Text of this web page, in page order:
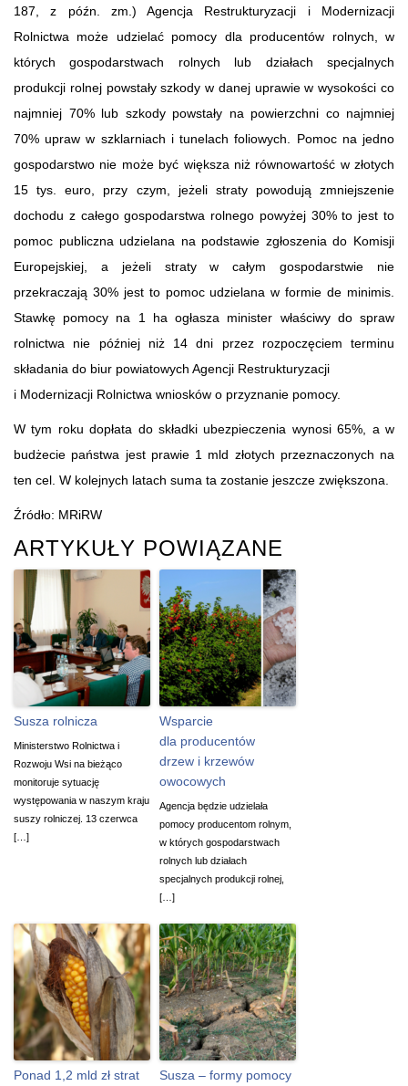
187, z późn. zm.) Agencja Restrukturyzacji i Modernizacji
Rolnictwa może udzielać pomocy dla producentów rolnych, w
których gospodarstwach rolnych lub działach specjalnych
produkcji rolnej powstały szkody w danej uprawie w wysokości co
najmniej 70% lub szkody powstały na powierzchni co najmniej
70% upraw w szklarniach i tunelach foliowych. Pomoc na jedno
gospodarstwo nie może być większa niż równowartość w złotych
15 tys. euro, przy czym, jeżeli straty powodują zmniejszenie
dochodu z całego gospodarstwa rolnego powyżej 30% to jest to
pomoc publiczna udzielana na podstawie zgłoszenia do Komisji
Europejskiej, a jeżeli straty w całym gospodarstwie nie
przekraczają 30% jest to pomoc udzielana w formie de minimis.
Stawkę pomocy na 1 ha ogłasza minister właściwy do spraw
rolnictwa nie później niż 14 dni przez rozpoczęciem terminu
składania do biur powiatowych Agencji Restrukturyzacji
i Modernizacji Rolnictwa wniosków o przyznanie pomocy.
W tym roku dopłata do składki ubezpieczenia wynosi 65%, a w
budżecie państwa jest prawie 1 mld złotych przeznaczonych na
ten cel. W kolejnych latach suma ta zostanie jeszcze zwiększona.
Źródło: MRiRW
ARTYKUŁY POWIĄZANE
Susza rolnicza
Ministerstwo Rolnictwa i
Rozwoju Wsi na bieżąco
monitoruje sytuację
występowania w naszym kraju
suszy rolniczej. 13 czerwca
[…]
Wsparcie
dla producentów
drzew i krzewów
owocowych
Agencja będzie udzielała
pomocy producentom rolnym,
w których gospodarstwach
rolnych lub działach
specjalnych produkcji rolnej,
[…]
Ponad 1,2 mld zł strat
Susza – formy pomocy